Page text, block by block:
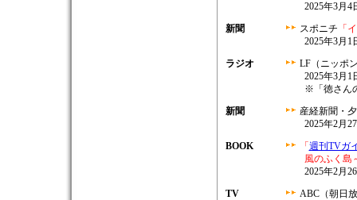
2025年3月4
新聞
スポニチ 「
2025年3月1
ラジオ
LF（ニッポ
2025年3月1
※「徳さん
新聞
産経新聞・
2025年2月
BOOK
「 週刊TVガ
風のふく島
2025年2月
TV
ABC（朝日